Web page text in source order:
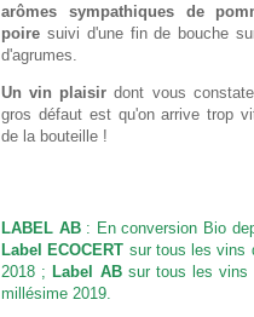
arômes sympathiques de
poire suivi d'une fin de bouche
d'agrumes.
Un vin plaisir dont vous
gros défaut est qu'on arrive trop
de la bouteille !
LABEL AB: En conversion Bio
Label ECOCERT sur tous les vins
2018 ; Label ABsur tous les vins
millésime 2019.